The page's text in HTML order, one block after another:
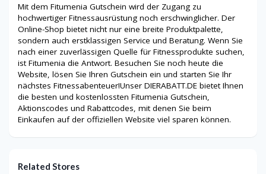
Mit dem Fitumenia Gutschein wird der Zugang zu
hochwertiger Fitnessausrüstung noch erschwinglicher. Der
Online-Shop bietet nicht nur eine breite Produktpalette,
sondern auch erstklassigen Service und Beratung. Wenn Sie
nach einer zuverlässigen Quelle für Fitnessprodukte suchen,
ist Fitumenia die Antwort. Besuchen Sie noch heute die
Website, lösen Sie Ihren Gutschein ein und starten Sie Ihr
nächstes Fitnessabenteuer!Unser DIERABATT.DE bietet Ihnen
die besten und kostenlossten Fitumenia Gutschein,
Aktionscodes und Rabattcodes, mit denen Sie beim
Einkaufen auf der offiziellen Website viel sparen können.
Related Stores